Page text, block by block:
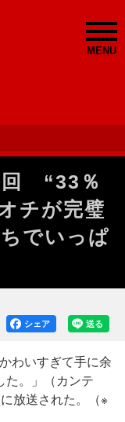
MENU
回 “33％
チが完璧
でいっぱ
送る
シェア
わいすぎて手に余
た。」（カンテ
放送された。（※